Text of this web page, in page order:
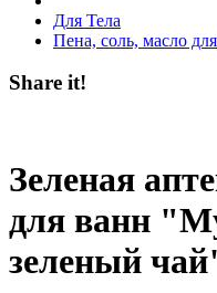
Для Тела
Пена, соль, масло
Share it!
Зеленая
для ванн
зеленый